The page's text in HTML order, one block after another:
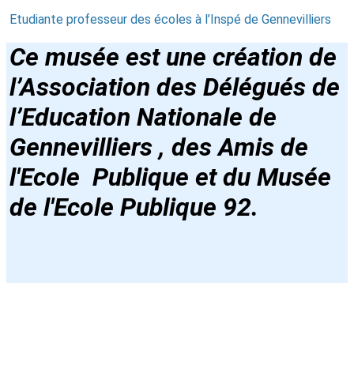
Etudiante professeur des écoles à l’Inspé de Gennevilliers
Ce musée est une création de
l’Association des Délégués de
l’Education Nationale de
Gennevilliers , des Amis de
l'Ecole Publique et du Musée
de l'Ecole Publique 92.